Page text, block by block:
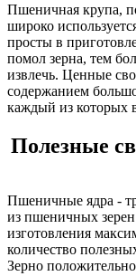
Пшеничная крупа,
широко
просты в
помол зерна, тем
извлечь. Ценные
содержанием
каждый из которых
Полезные
Пшеничные ядра -
из пшеничных
изготовления
количество
Зерно